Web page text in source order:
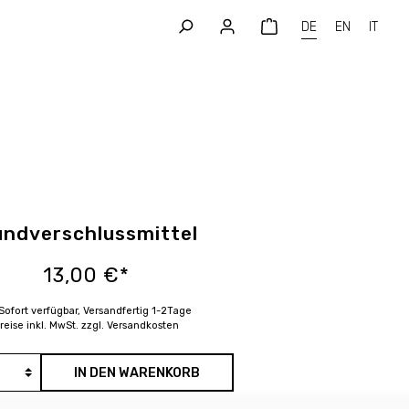
DE EN IT
13,00 €*
verfügbar, Versandfertig 1-2Tage
inkl. MwSt. zzgl. Versandkosten
IN DEN WARENKORB